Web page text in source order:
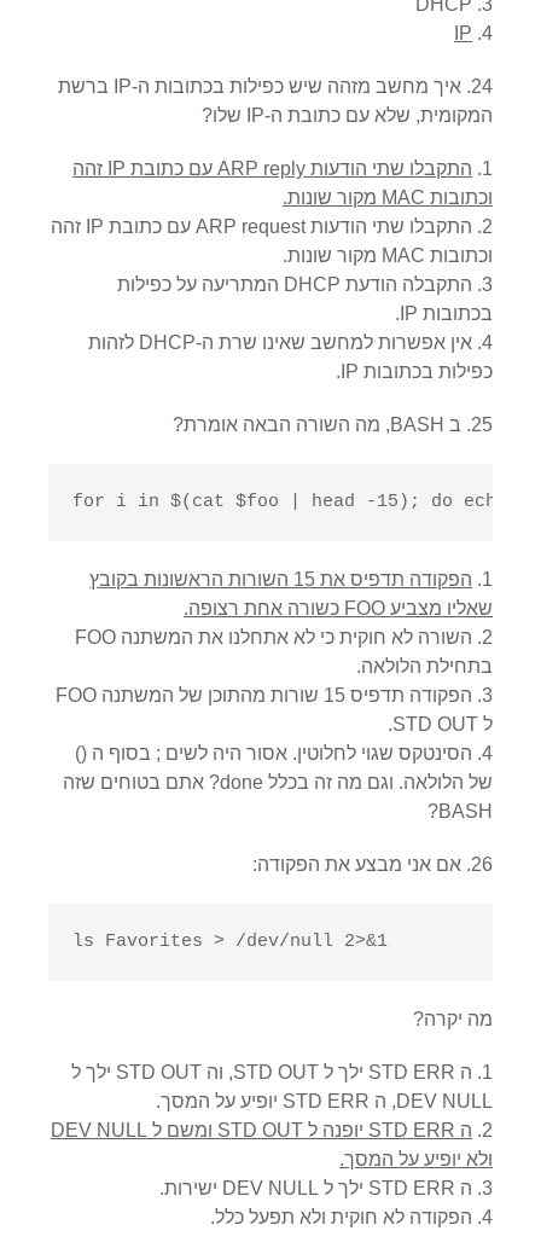
DHCP
IP
24. איך מחשב מזהה שיש כפילות בכתובות ה-IP ברשת
המקומית, שלא עם כתובת ה-IP שלו?
התקבלו שתי הודעות ARP reply עם כתובת IP זהה
וכתובות MAC מקור שונות.
התקבלו שתי הודעות ARP request עם כתובת IP זהה
וכתובות MAC מקור שונות.
התקבלה הודעת DHCP המתריעה על כפילות
בכתובות IP.
אין אפשרות למחשב שאינו שרת ה-DHCP לזהות
כפילות בכתובות IP.
25. ב BASH, מה השורה הבאה אומרת?
for i in $(cat $foo | head -15); do echo
הפקודה תדפיס את 15 השורות הראשונות בקובץ
שאליו מצביע FOO כשורה אחת רצופה.
השורה לא חוקית כי לא אתחלנו את המשתנה FOO
בתחילת הלולאה.
הפקודה תדפיס 15 שורות מהתוכן של המשתנה FOO
ל STD OUT.
הסינטקס שגוי לחלוטין. אסור היה לשים ; בסוף ה ()
של הלולאה. וגם מה זה בכלל done? אתם בטוחים שזה
BASH?
26. אם אני מבצע את הפקודה:
ls Favorites > /dev/null 2>&1
מה יקרה?
ה STD ERR ילך ל STD OUT, וה STD OUT ילך ל
DEV NULL, ה STD ERR יופיע על המסך.
ה STD ERR יופנה ל STD OUT ומשם ל DEV NULL
ולא יופיע על המסך.
ה STD ERR ילך ל DEV NULL ישירות.
הפקודה לא חוקית ולא תפעל כלל.